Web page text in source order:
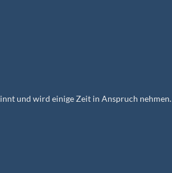
und wird einige Zeit in Anspruch nehmen.